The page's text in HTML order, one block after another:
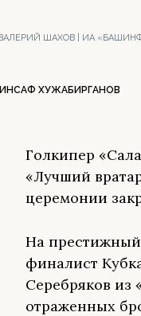
ШАХОВ | ИА
ИНСАФ ХУЖАБИРГАНОВ
Голкипер
«Лучший
церемонии
На престижный
финалист
Серебряков из
отраженных